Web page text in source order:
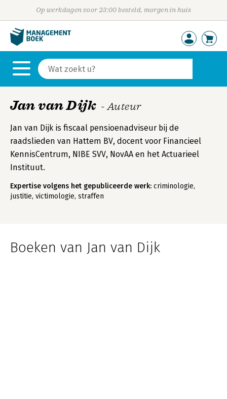
Op werkdagen voor 23:00 besteld, morgen in huis
Jan van Dijk - Auteur
Jan van Dijk is fiscaal pensioenadviseur bij de
raadslieden van Hattem BV, docent voor Financieel
KennisCentrum, NIBE SVV, NovAA en het Actuarieel
Instituut.
Expertise volgens het gepubliceerde werk: criminologie,
justitie, victimologie, straffen
Boeken van Jan van Dijk